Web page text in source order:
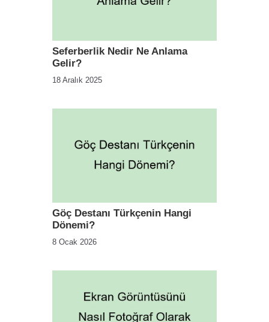
Seferberlik Nedir Ne Anlama
Gelir?
18 Aralık 2025
Göç Destanı Türkçenin Hangi
Dönemi?
8 Ocak 2026